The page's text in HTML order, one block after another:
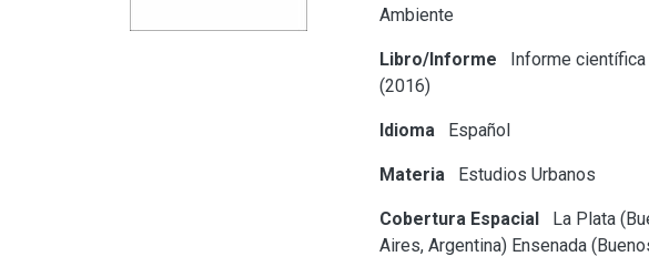
Ambiente
Libro/Informe
Informe científica
(2016)
Idioma Español
Materia Estudios Urbanos
Cobertura Espacial La Plata
Aires, Argentina) Ensenada